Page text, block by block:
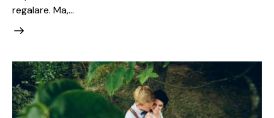
regalare. Ma,…